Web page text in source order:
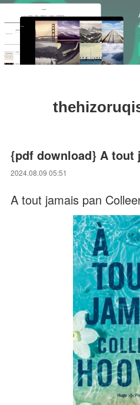
{pdf download} A tout
2024.08.09 05:51
A tout jamais pan